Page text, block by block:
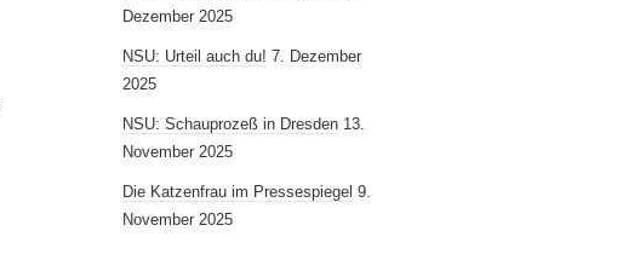
Dezember 2025
NSU: Urteil auch du! 7. Dezember
2025
NSU: Schauprozeß in Dresden 13.
November 2025
Die Katzenfrau im Pressespiegel 9.
November 2025